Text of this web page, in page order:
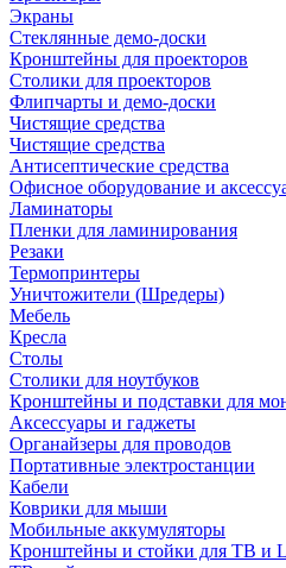
Экраны
Стеклянные демо-доски
Кронштейны для проекторов
Столики для проекторов
Флипчарты и демо-доски
Чистящие средства
Чистящие средства
Антисептические средства
Офисное оборудование и
Ламинаторы
Пленки для ламинирования
Резаки
Термопринтеры
Уничтожители (Шредеры)
Мебель
Кресла
Столы
Столики для ноутбуков
Кронштейны и подставки для
Аксессуары и гаджеты
Органайзеры для проводов
Портативные электростанции
Кабели
Коврики для мыши
Мобильные аккумуляторы
Кронштейны и стойки для ТВ и